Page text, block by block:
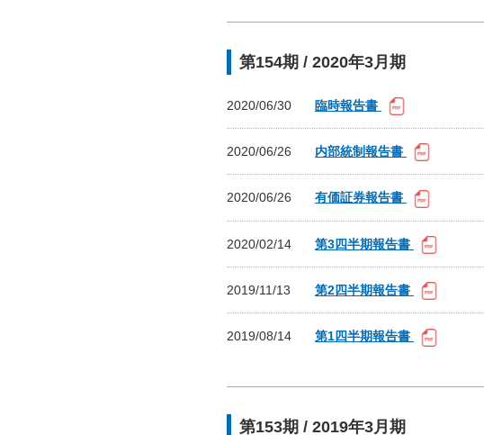
第154期 / 2020年3月期
2020/06/30 臨時報告書
2020/06/26 内部統制報告書
2020/06/26 有価証券報告書
2020/02/14 第3四半期報告書
2019/11/13 第2四半期報告書
2019/08/14 第1四半期報告書
第153期 / 2019年3月期